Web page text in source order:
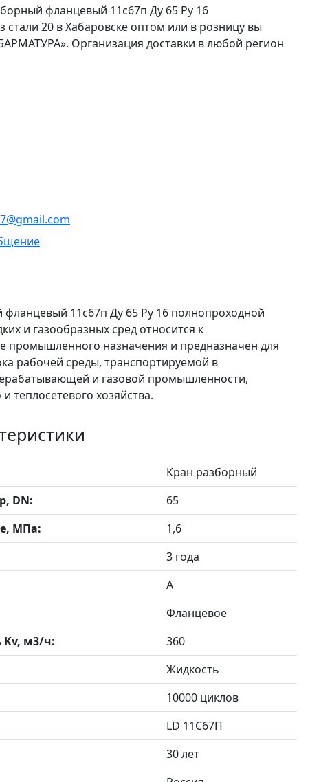
фланцевый 11с67п Ду 65 Ру 16
20 в Хабаровске оптом или в розницу вы
Организация доставки в любой регион
11с67п Ду 65 Ру 16 полнопроходной
и газообразных сред относится к
промышленного назначения и предназначен для
рабочей среды, транспортируемой в
и газовой промышленности,
хозяйства.
Кран разборный
DN:
65
МПа:
1,6
3 года
А
Фланцевое
Kv, м3/ч:
360
Жидкость
10000 циклов
LD 11С67П
30 лет